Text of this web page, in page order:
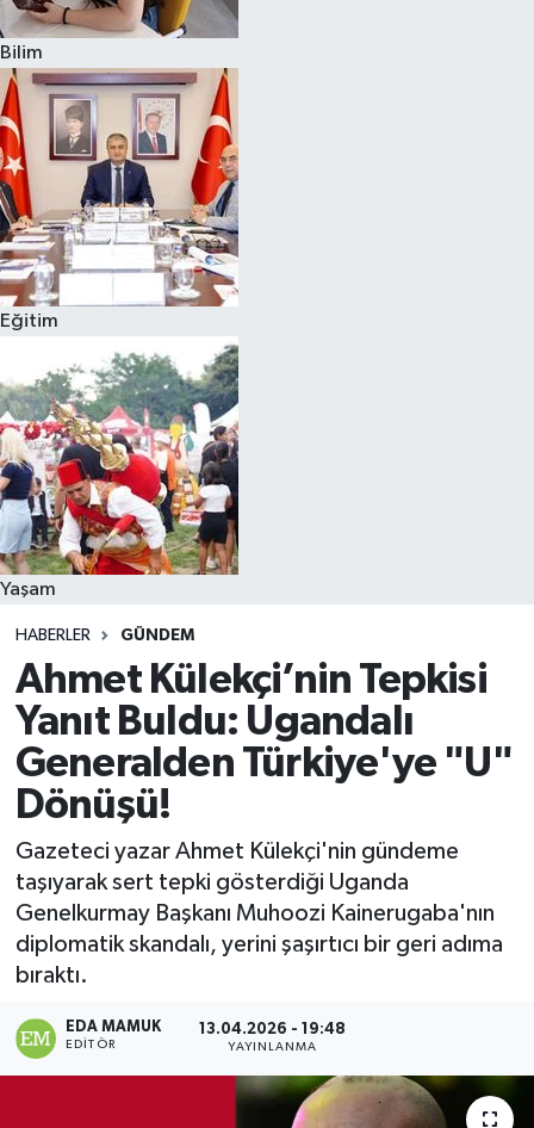
Bilim
Eğitim
Yaşam
HABERLER GÜNDEM
Ahmet Külekçi’nin Tepkisi
Yanıt Buldu: Ugandalı
Generalden Türkiye'ye "U"
Dönüşü!
Gazeteci yazar Ahmet Külekçi'nin gündeme
taşıyarak sert tepki gösterdiği Uganda
Genelkurmay Başkanı Muhoozi Kainerugaba'nın
diplomatik skandalı, yerini şaşırtıcı bir geri adıma
bıraktı.
EDA MAMUK
EDITÖR
13.04.2026 - 19:48
YAYINLANMA